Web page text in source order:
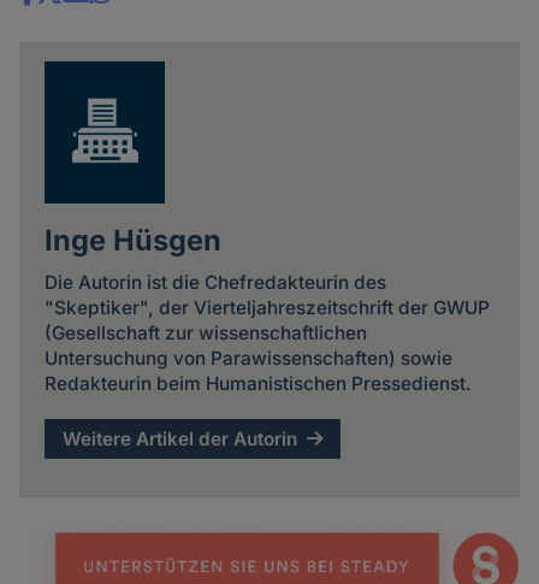
Share
Inge Hüsgen
Die Autorin ist die Chefredakteurin des
"Skeptiker", der Vierteljahreszeitschrift der GWUP
(Gesellschaft zur wissenschaftlichen
Untersuchung von Parawissenschaften) sowie
Redakteurin beim Humanistischen Pressedienst.
Weitere Artikel der Autorin